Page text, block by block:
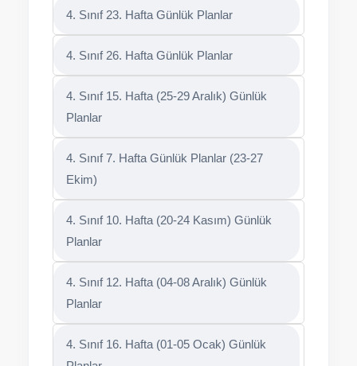
4. Sınıf 23. Hafta Günlük Planlar
4. Sınıf 26. Hafta Günlük Planlar
4. Sınıf 15. Hafta (25-29 Aralık) Günlük
Planlar
4. Sınıf 7. Hafta Günlük Planlar (23-27
Ekim)
4. Sınıf 10. Hafta (20-24 Kasım) Günlük
Planlar
4. Sınıf 12. Hafta (04-08 Aralık) Günlük
Planlar
4. Sınıf 16. Hafta (01-05 Ocak) Günlük